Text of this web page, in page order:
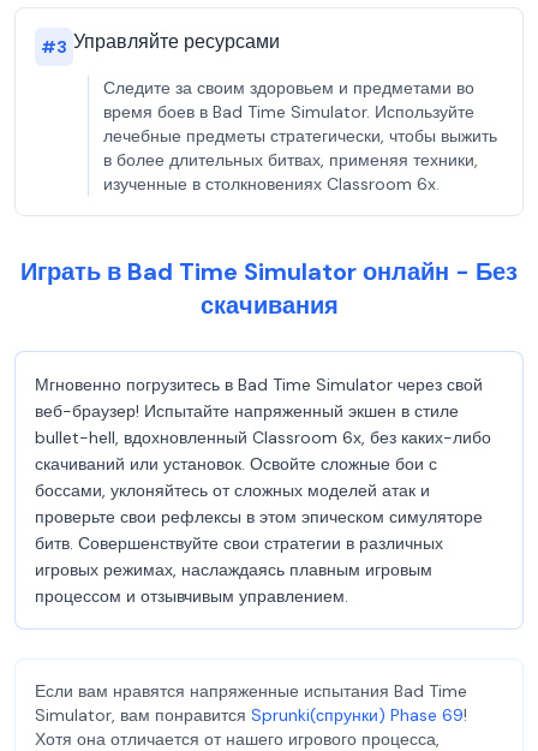
#3 Управляйте ресурсами
Следите за своим здоровьем и предметами во
время боев в Bad Time Simulator. Используйте
лечебные предметы стратегически, чтобы выжить
в более длительных битвах, применяя техники,
изученные в столкновениях Classroom 6x.
Играть в Bad Time Simulator онлайн - Без
скачивания
Мгновенно погрузитесь в Bad Time Simulator через свой
веб-браузер! Испытайте напряженный экшен в стиле
bullet-hell, вдохновленный Classroom 6x, без каких-либо
скачиваний или установок. Освойте сложные бои с
боссами, уклоняйтесь от сложных моделей атак и
проверьте свои рефлексы в этом эпическом симуляторе
битв. Совершенствуйте свои стратегии в различных
игровых режимах, наслаждаясь плавным игровым
процессом и отзывчивым управлением.
Если вам нравятся напряженные испытания Bad Time
Simulator, вам понравится Sprunki(спрунки) Phase 69!
Хотя она отличается от нашего игрового процесса,